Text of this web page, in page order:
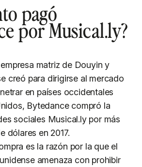
pagó
por Musical.ly?
matriz de Douyin y
creó para dirigirse al mercado
en países occidentales
Bytedance compró la
sociales Musical.ly por más
dólares en 2017.
es la razón por la que el
amenaza con prohibir